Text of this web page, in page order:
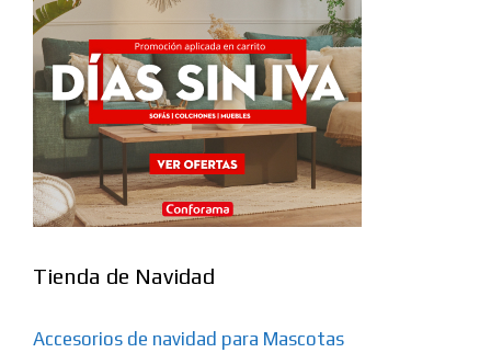
Tienda de Navidad
Accesorios de navidad para Mascotas